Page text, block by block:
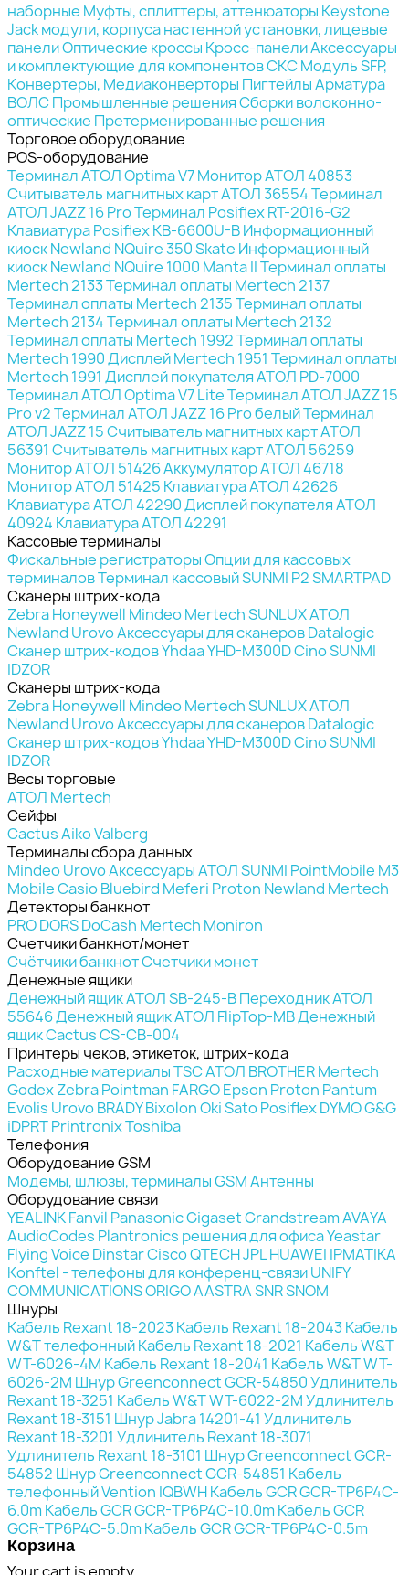
наборные Муфты, сплиттеры, аттенюаторы Keystone
Jack модули, корпуса настенной установки, лицевые
панелиОптические кроссы Кросс-панелиАксессуары
и комплектующие для компонентов СКСМодуль SFP,
Конвертеры, Медиаконверторы ПигтейлыАрматура
ВОЛСПромышленные решенияСборки волоконно-
оптические Претерменированные решения
Торговое оборудование
POS-оборудование
Терминал АТОЛ Optima V7Монитор АТОЛ 40853
Считыватель магнитных карт АТОЛ 36554Терминал
АТОЛ JAZZ 16 ProТерминал Posiflex RT-2016-G2
Клавиатура Posiflex KB-6600U-BИнформационный
киоск Newland NQuire 350 Skate Информационный
киоск Newland NQuire 1000 Manta IIТерминал оплаты
Mertech 2133Терминал оплаты Mertech 2137
Терминал оплаты Mertech 2135Терминал оплаты
Mertech 2134Терминал оплаты Mertech 2132
Терминал оплаты Mertech 1992Терминал оплаты
Mertech 1990Дисплей Mertech 1951 Терминал оплаты
Mertech 1991 Дисплей покупателя АТОЛ PD-7000
Терминал АТОЛ Optima V7 LiteТерминал АТОЛ JAZZ 15
Pro v2Терминал АТОЛ JAZZ 16 Pro белыйТерминал
АТОЛ JAZZ 15Считыватель магнитных карт АТОЛ
56391 Считыватель магнитных карт АТОЛ 56259
Монитор АТОЛ 51426Аккумулятор АТОЛ 46718
Монитор АТОЛ 51425 Клавиатура АТОЛ 42626
Клавиатура АТОЛ 42290Дисплей покупателя АТОЛ
40924 Клавиатура АТОЛ 42291
Кассовые терминалы
Фискальные регистраторыОпции для кассовых
терминаловТерминал кассовый SUNMI P2 SMARTPAD
Сканеры штрих-кода
ZebraHoneywell MindeoMertechSUNLUXАТОЛ
Newland UrovoАксессуары для сканеровDatalogic
Сканер штрих-кодов Yhdaa YHD-M300DCinoSUNMI
IDZOR
Сканеры штрих-кода
ZebraHoneywell MindeoMertechSUNLUXАТОЛ
Newland UrovoАксессуары для сканеровDatalogic
Сканер штрих-кодов Yhdaa YHD-M300DCinoSUNMI
IDZOR
Весы торговые
АТОЛ Mertech
Сейфы
CactusAikoValberg
Терминалы сбора данных
MindeoUrovoАксессуарыАТОЛSUNMI PointMobile M3
MobileCasioBluebird Meferi Proton Newland Mertech
Детекторы банкнот
PRODORSDoCash Mertech Moniron
Счетчики банкнот/монет
Счётчики банкнотСчетчики монет
Денежные ящики
Денежный ящик АТОЛ SB-245-BПереходник АТОЛ
55646Денежный ящик АТОЛ FlipTop-MBДенежный
ящик Cactus CS-CB-004
Принтеры чеков, этикеток, штрих-кода
Расходные материалыTSCАТОЛ BROTHERMertech
GodexZebraPointman FARGOEpson Proton Pantum
Evolis UrovoBRADYBixolonOkiSatoPosiflexDYMOG&G
iDPRTPrintronixToshiba
Телефония
Оборудование GSM
Модемы, шлюзы, терминалы GSMАнтенны
Оборудование связи
YEALINKFanvil PanasonicGigasetGrandstreamAVAYA
AudioCodes Plantronics решения для офисаYeastar
Flying Voice DinstarCiscoQTECHJPLHUAWEI IPMATIKA
Konftel - телефоны для конференц-связиUNIFY
COMMUNICATIONSORIGOAASTRASNRSNOM
Шнуры
Кабель Rexant 18-2023Кабель Rexant 18-2043Кабель
W&T телефонныйКабель Rexant 18-2021 Кабель W&T
WT-6026-4M Кабель Rexant 18-2041 Кабель W&T WT-
6026-2M Шнур Greenconnect GCR-54850Удлинитель
Rexant 18-3251 Кабель W&T WT-6022-2MУдлинитель
Rexant 18-3151 Шнур Jabra 14201-41 Удлинитель
Rexant 18-3201 Удлинитель Rexant 18-3071
Удлинитель Rexant 18-3101 Шнур Greenconnect GCR-
54852 Шнур Greenconnect GCR-54851 Кабель
телефонный Vention IQBWHКабель GCR GCR-TP6P4C-
6.0m Кабель GCR GCR-TP6P4C-10.0m Кабель GCR
GCR-TP6P4C-5.0m Кабель GCR GCR-TP6P4C-0.5m
Корзина
Your cart is empty